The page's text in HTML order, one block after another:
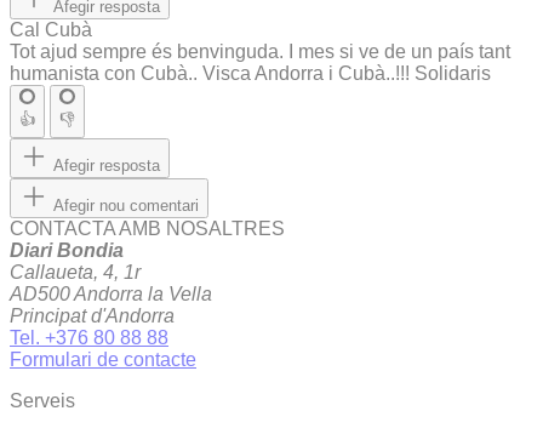
Afegir resposta
Cal Cubà
Tot ajud sempre és benvinguda. I mes si ve de un país tant
humanista con Cubà.. Visca Andorra i Cubà..!!! Solidaris
👍 👎
Afegir resposta
Afegir nou comentari
CONTACTA AMB NOSALTRES
Diari Bondia
Callaueta, 4, 1r
AD500 Andorra la Vella
Principat d'Andorra
Tel. +376 80 88 88
Formulari de contacte
Serveis